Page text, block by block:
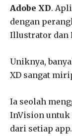
Adobe XD.
dengan
Illustrator dan
Uniknya,
XD sangat
Ia seolah
InVision untuk
dari setiap